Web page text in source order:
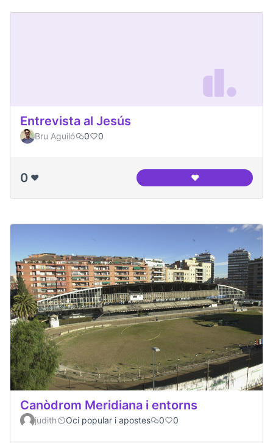
Entrevista al Jesús
Bru Aguiló 0 0
0 ❤️ ❤️Entrevista al Jesús
Canòdrom Meridiana i entorns
judith Oci popular i apostes 0 0